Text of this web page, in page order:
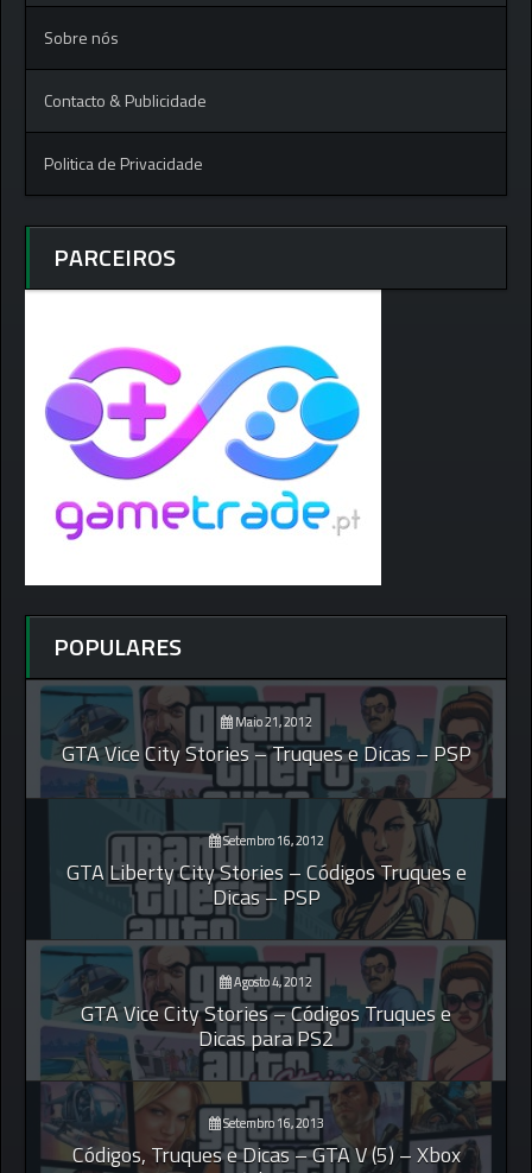
Sobre nós
Contacto & Publicidade
Politica de Privacidade
PARCEIROS
POPULARES
Maio 21, 2012
GTA Vice City Stories – Truques e Dicas – PSP
Setembro 16, 2012
GTA Liberty City Stories – Códigos Truques e
Dicas – PSP
Agosto 4, 2012
GTA Vice City Stories – Códigos Truques e
Dicas para PS2
Setembro 16, 2013
Códigos, Truques e Dicas – GTA V (5) – Xbox